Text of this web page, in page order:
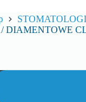
DIAMENTOWE